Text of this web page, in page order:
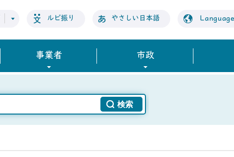
ルビ振り やさしい日本語 Language
事業者 市政